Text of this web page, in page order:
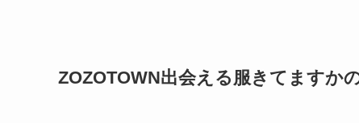
ZOZOTOWN出会える服きてますか